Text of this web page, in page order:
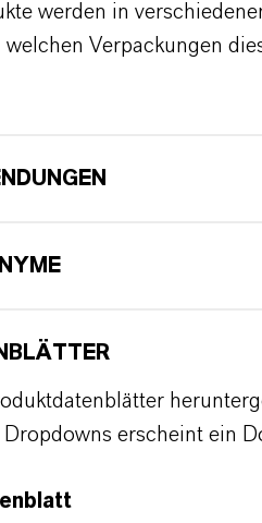
werden in
Verpackungen
Dropdowns erscheint ein